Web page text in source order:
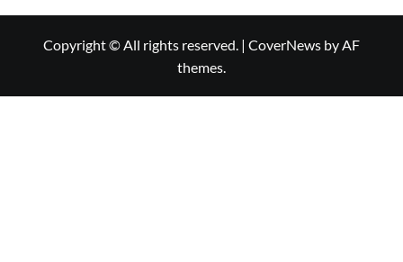
Copyright © All rights reserved. | CoverNews by AF
themes.